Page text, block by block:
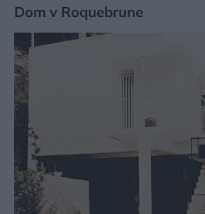
Dom v Roquebrune